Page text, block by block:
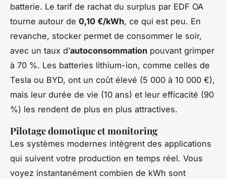
batterie. Le tarif de rachat du surplus par EDF OA
tourne autour de 0,10 €/kWh, ce qui est peu. En
revanche, stocker permet de consommer le soir,
avec un taux d’autoconsommation pouvant grimper
à 70 %. Les batteries lithium-ion, comme celles de
Tesla ou BYD, ont un coût élevé (5 000 à 10 000 €),
mais leur durée de vie (10 ans) et leur efficacité (90
%) les rendent de plus en plus attractives.
Pilotage domotique et monitoring
Les systèmes modernes intègrent des applications
qui suivent votre production en temps réel. Vous
voyez instantanément combien de kWh sont